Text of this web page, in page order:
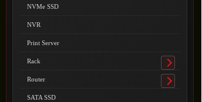
NVMe SSD
NVR
Print Server
Rack
Toggle
submenu
Router
Toggle
SATA SSD